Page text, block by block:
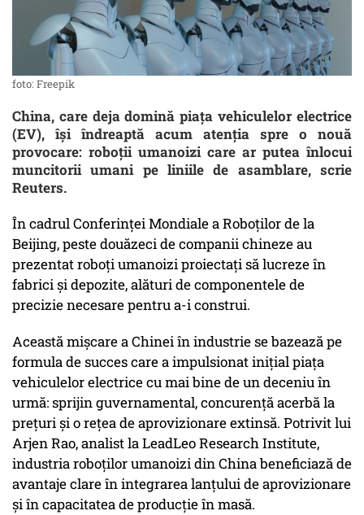
foto: Freepik
China, care deja domină piața vehiculelor electrice
(EV), își îndreaptă acum atenția spre o nouă
provocare: roboții umanoizi care ar putea înlocui
muncitorii umani pe liniile de asamblare, scrie
Reuters.
În cadrul Conferinței Mondiale a Roboților de la
Beijing, peste douăzeci de companii chineze au
prezentat roboți umanoizi proiectați să lucreze în
fabrici și depozite, alături de componentele de
precizie necesare pentru a-i construi.
Această mișcare a Chinei în industrie se bazează pe
formula de succes care a impulsionat inițial piața
vehiculelor electrice cu mai bine de un deceniu în
urmă: sprijin guvernamental, concurență acerbă la
prețuri și o rețea de aprovizionare extinsă. Potrivit lui
Arjen Rao, analist la LeadLeo Research Institute,
industria roboților umanoizi din China beneficiază de
avantaje clare în integrarea lanțului de aprovizionare
și în capacitatea de producție în masă.